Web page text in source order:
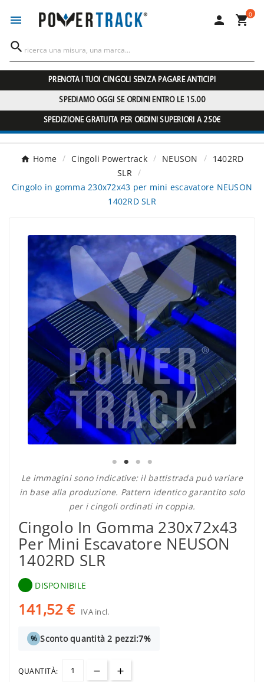
  0

PRENOTA I TUOI CINGOLI SENZA PAGARE ANTICIPI
SPEDIAMO OGGI SE ORDINI ENTRO LE 15.00
SPEDIZIONE GRATUITA PER ORDINI SUPERIORI A 250€
Home Cingoli Powertrack NEUSON
1402RD
SLR
Cingolo in gomma 230x72x43 per mini escavatore NEUSON
1402RD SLR
Le immagini sono indicative: il battistrada può variare
in base alla produzione. Pattern identico garantito solo
per i cingoli ordinati in coppia.
Cingolo In Gomma 230x72x43
Per Mini Escavatore NEUSON
1402RD SLR
DISPONIBILE
141,52 € IVA incl.
% Sconto quantità 2 pezzi:7%
QUANTITÀ: